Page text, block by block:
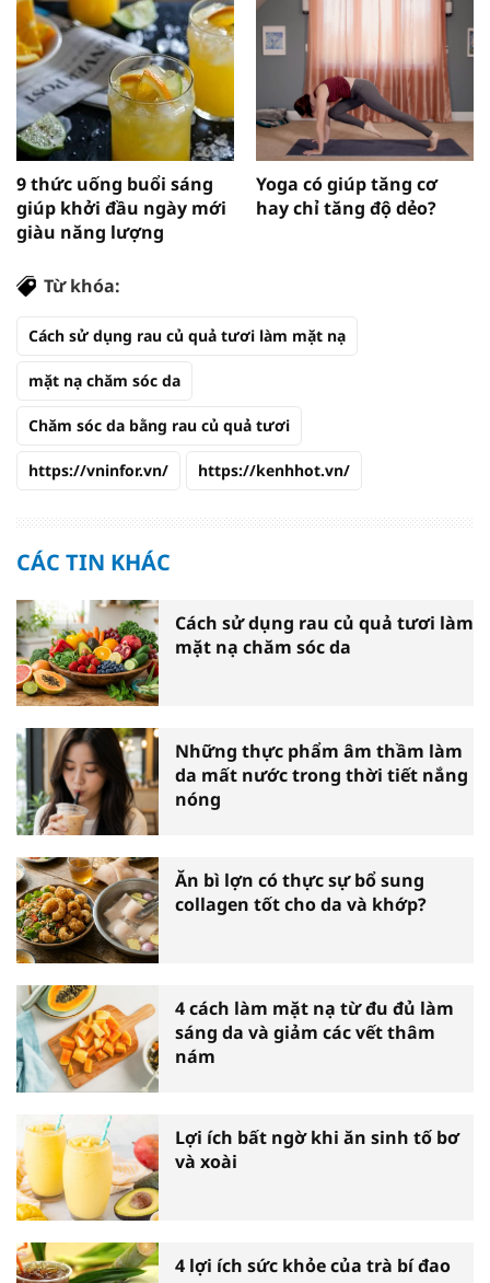
9 thức uống buổi sáng
giúp khởi đầu ngày mới
giàu năng lượng
Yoga có giúp tăng cơ
hay chỉ tăng độ dẻo?
Từ khóa:
Cách sử dụng rau củ quả tươi làm mặt nạ
mặt nạ chăm sóc da
Chăm sóc da bằng rau củ quả tươi
https://vninfor.vn/ https://kenhhot.vn/
CÁC TIN KHÁC
Cách sử dụng rau củ quả tươi làm
mặt nạ chăm sóc da
Những thực phẩm âm thầm làm
da mất nước trong thời tiết nắng
nóng
Ăn bì lợn có thực sự bổ sung
collagen tốt cho da và khớp?
4 cách làm mặt nạ từ đu đủ làm
sáng da và giảm các vết thâm
nám
Lợi ích bất ngờ khi ăn sinh tố bơ
và xoài
4 lợi ích sức khỏe của trà bí đao